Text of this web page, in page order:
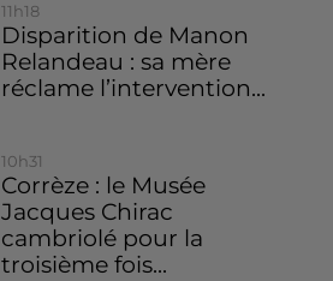
11h18
Disparition de Manon
Relandeau : sa mère
réclame l’intervention...
10h31
Corrèze : le Musée
Jacques Chirac
cambriolé pour la
troisième fois...